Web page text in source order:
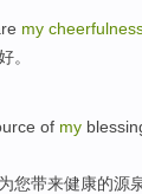
my
。
of my
您带来健康的源